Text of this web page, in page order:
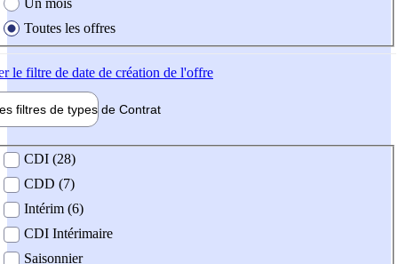
Toutes les offres
le filtre de date de création de l'offre
filtres de types de Contrat
contrat
CDI (28)
CDD (7)
Intérim (6)
CDI Intérimaire
Saisonnier